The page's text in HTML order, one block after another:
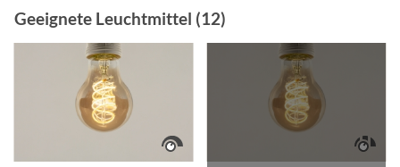
Geeignete Leuchtmittel (12)